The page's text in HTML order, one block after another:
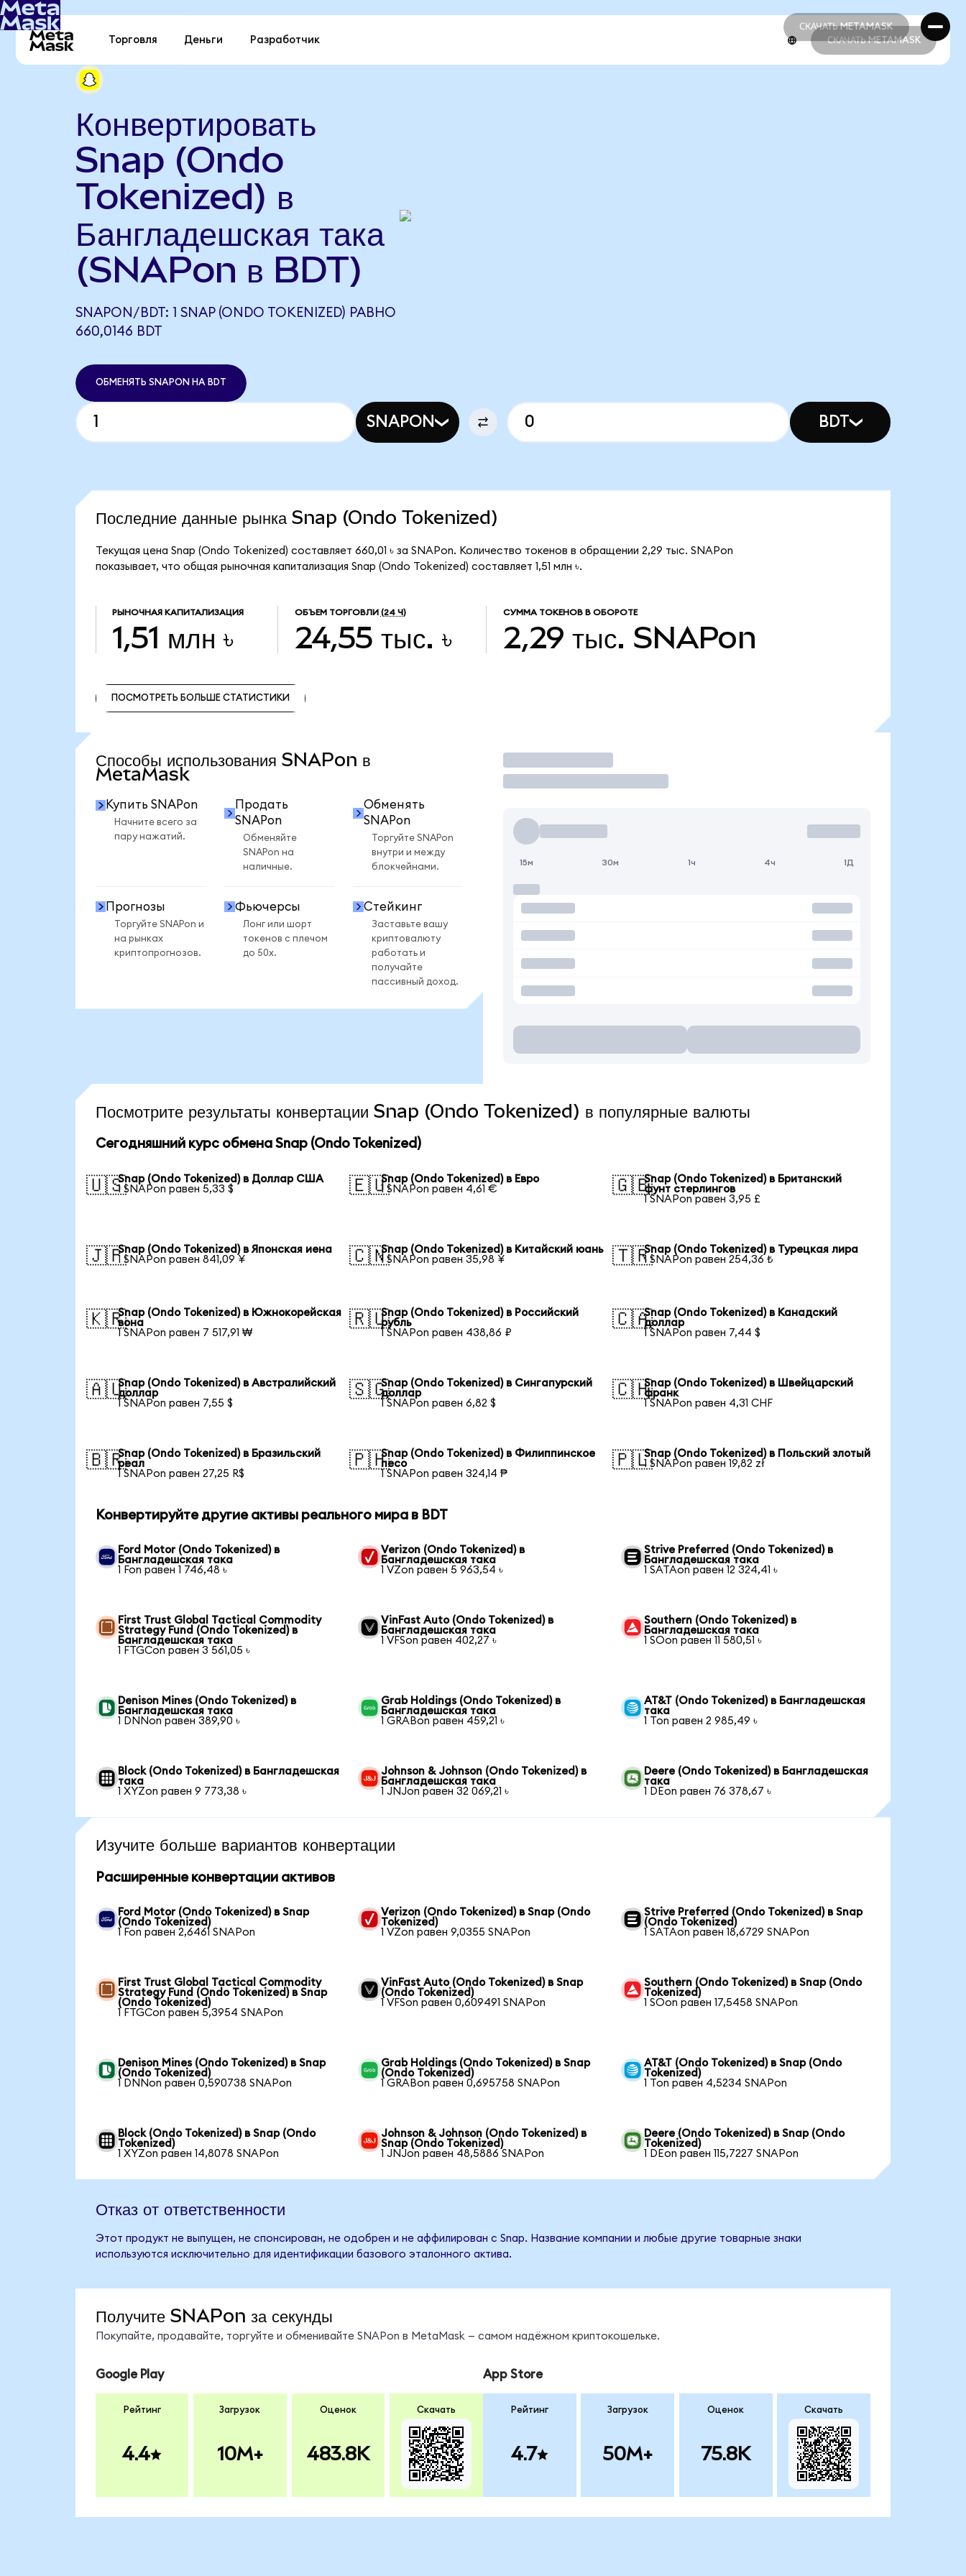
СКАЧАТЬ METAMASK
СКАЧАТЬ METAMASK
Торговля Деньги Разработчик СКАЧАТЬ METAMASK
Конвертировать
Snap (Ondo
Tokenized) в
Бангладешская така
(SNAPon в BDT)
SNAPON/BDT: 1 SNAP (ONDO TOKENIZED) РАВНО
660,0146 BDT
ОБМЕНЯТЬ SNAPON НА BDT
SNAPON BDT
Последние данные рынка Snap (Ondo Tokenized)
Текущая цена Snap (Ondo Tokenized) составляет 660,01 ৳ за SNAPon. Количество токенов в обращении 2,29 тыс. SNAPon
показывает, что общая рыночная капитализация Snap (Ondo Tokenized) составляет 1,51 млн ৳.
РЫНОЧНАЯ КАПИТАЛИЗАЦИЯ
1,51 млн ৳
ОБЪЕМ ТОРГОВЛИ (24 Ч)
24,55 тыс. ৳
СУММА ТОКЕНОВ В ОБОРОТЕ
2,29 тыс. SNAPon
ПОСМОТРЕТЬ БОЛЬШЕ СТАТИСТИКИ
Способы использования SNAPon в
MetaMask
Купить SNAPon
Начните всего за
пару нажатий.
Продать
SNAPon
Обменяйте
SNAPon на
наличные.
Обменять
SNAPon
Торгуйте SNAPon
внутри и между
блокчейнами.
Прогнозы
Торгуйте SNAPon и
на рынках
криптопрогнозов.
Фьючерсы
Лонг или шорт
токенов с плечом
до 50x.
Стейкинг
Заставьте вашу
криптовалюту
работать и
получайте
пассивный доход.
Торговать
15м 30м 1ч 4ч 1Д
Посмотрите результаты конвертации Snap (Ondo Tokenized) в популярные валюты
Сегодняшний курс обмена Snap (Ondo Tokenized)
🇺🇸Snap (Ondo Tokenized) в Доллар США
1 SNAPon равен 5,33 $
🇪🇺Snap (Ondo Tokenized) в Евро
1 SNAPon равен 4,61 €
🇬🇧Snap (Ondo Tokenized) в Британский
фунт стерлингов
1 SNAPon равен 3,95 £
🇯🇵Snap (Ondo Tokenized) в Японская иена
1 SNAPon равен 841,09 ¥
🇨🇳Snap (Ondo Tokenized) в Китайский юань
1 SNAPon равен 35,98 ¥
🇹🇷Snap (Ondo Tokenized) в Турецкая лира
1 SNAPon равен 254,36 ₺
🇰🇷Snap (Ondo Tokenized) в Южнокорейская
вона
1 SNAPon равен 7 517,91 ₩
🇷🇺Snap (Ondo Tokenized) в Российский
рубль
1 SNAPon равен 438,86 ₽
🇨🇦Snap (Ondo Tokenized) в Канадский
доллар
1 SNAPon равен 7,44 $
🇦🇺Snap (Ondo Tokenized) в Австралийский
доллар
1 SNAPon равен 7,55 $
🇸🇬Snap (Ondo Tokenized) в Сингапурский
доллар
1 SNAPon равен 6,82 $
🇨🇭Snap (Ondo Tokenized) в Швейцарский
франк
1 SNAPon равен 4,31 CHF
🇧🇷Snap (Ondo Tokenized) в Бразильский
реал
1 SNAPon равен 27,25 R$
🇵🇭Snap (Ondo Tokenized) в Филиппинское
песо
1 SNAPon равен 324,14 ₱
🇵🇱Snap (Ondo Tokenized) в Польский злотый
1 SNAPon равен 19,82 zł
Конвертируйте другие активы реального мира в BDT
Ford Motor (Ondo Tokenized) в
Бангладешская така
1 Fon равен 1 746,48 ৳
Verizon (Ondo Tokenized) в
Бангладешская така
1 VZon равен 5 963,54 ৳
Strive Preferred (Ondo Tokenized) в
Бангладешская така
1 SATAon равен 12 324,41 ৳
First Trust Global Tactical Commodity
Strategy Fund (Ondo Tokenized) в
Бангладешская така
1 FTGCon равен 3 561,05 ৳
VinFast Auto (Ondo Tokenized) в
Бангладешская така
1 VFSon равен 402,27 ৳
Southern (Ondo Tokenized) в
Бангладешская така
1 SOon равен 11 580,51 ৳
Denison Mines (Ondo Tokenized) в
Бангладешская така
1 DNNon равен 389,90 ৳
Grab Holdings (Ondo Tokenized) в
Бангладешская така
1 GRABon равен 459,21 ৳
AT&T (Ondo Tokenized) в Бангладешская
така
1 Ton равен 2 985,49 ৳
Block (Ondo Tokenized) в Бангладешская
така
1 XYZon равен 9 773,38 ৳
Johnson & Johnson (Ondo Tokenized) в
Бангладешская така
1 JNJon равен 32 069,21 ৳
Deere (Ondo Tokenized) в Бангладешская
така
1 DEon равен 76 378,67 ৳
Изучите больше вариантов конвертации
Расширенные конвертации активов
Ford Motor (Ondo Tokenized) в Snap
(Ondo Tokenized)
1 Fon равен 2,6461 SNAPon
Verizon (Ondo Tokenized) в Snap (Ondo
Tokenized)
1 VZon равен 9,0355 SNAPon
Strive Preferred (Ondo Tokenized) в Snap
(Ondo Tokenized)
1 SATAon равен 18,6729 SNAPon
First Trust Global Tactical Commodity
Strategy Fund (Ondo Tokenized) в Snap
(Ondo Tokenized)
1 FTGCon равен 5,3954 SNAPon
VinFast Auto (Ondo Tokenized) в Snap
(Ondo Tokenized)
1 VFSon равен 0,609491 SNAPon
Southern (Ondo Tokenized) в Snap (Ondo
Tokenized)
1 SOon равен 17,5458 SNAPon
Denison Mines (Ondo Tokenized) в Snap
(Ondo Tokenized)
1 DNNon равен 0,590738 SNAPon
Grab Holdings (Ondo Tokenized) в Snap
(Ondo Tokenized)
1 GRABon равен 0,695758 SNAPon
AT&T (Ondo Tokenized) в Snap (Ondo
Tokenized)
1 Ton равен 4,5234 SNAPon
Block (Ondo Tokenized) в Snap (Ondo
Tokenized)
1 XYZon равен 14,8078 SNAPon
Johnson & Johnson (Ondo Tokenized) в
Snap (Ondo Tokenized)
1 JNJon равен 48,5886 SNAPon
Deere (Ondo Tokenized) в Snap (Ondo
Tokenized)
1 DEon равен 115,7227 SNAPon
Отказ от ответственности
Этот продукт не выпущен, не спонсирован, не одобрен и не аффилирован с Snap. Название компании и любые другие товарные знаки
используются исключительно для идентификации базового эталонного актива.
Получите SNAPon за секунды
Покупайте, продавайте, торгуйте и обменивайте SNAPon в MetaMask — самом надёжном криптокошельке.
Google Play
Рейтинг
4.4
Загрузок
10M+
Оценок
483.8K
Скачать
App Store
Рейтинг
4.7
Загрузок
50M+
Оценок
75.8K
Скачать